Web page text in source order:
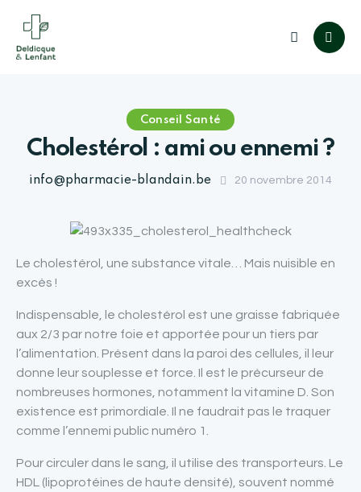
Conseil Santé
Cholestérol : ami ou ennemi ?
info@pharmacie-blandain.be 20 novembre 2014
Le cholestérol, une substance vitale… Mais nuisible en
excès !
Indispensable, le cholestérol est une graisse fabriquée
aux 2/3 par notre foie et apportée pour un tiers par
l’alimentation. Présent dans la paroi des cellules, il leur
donne leur souplesse et force. Il est le précurseur de
nombreuses hormones, notamment la vitamine D. Son
existence est primordiale. Il ne faudrait pas le traquer
comme l’ennemi public numéro 1.
Pour circuler dans le sang, il utilise des transporteurs. Le
HDL (lipoprotéines de haute densité), souvent nommé